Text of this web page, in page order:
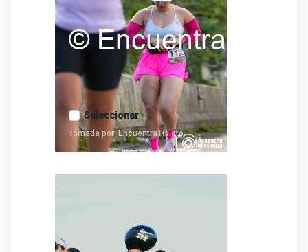
Seleccionar
Tomada por: EncuentraTuFoto